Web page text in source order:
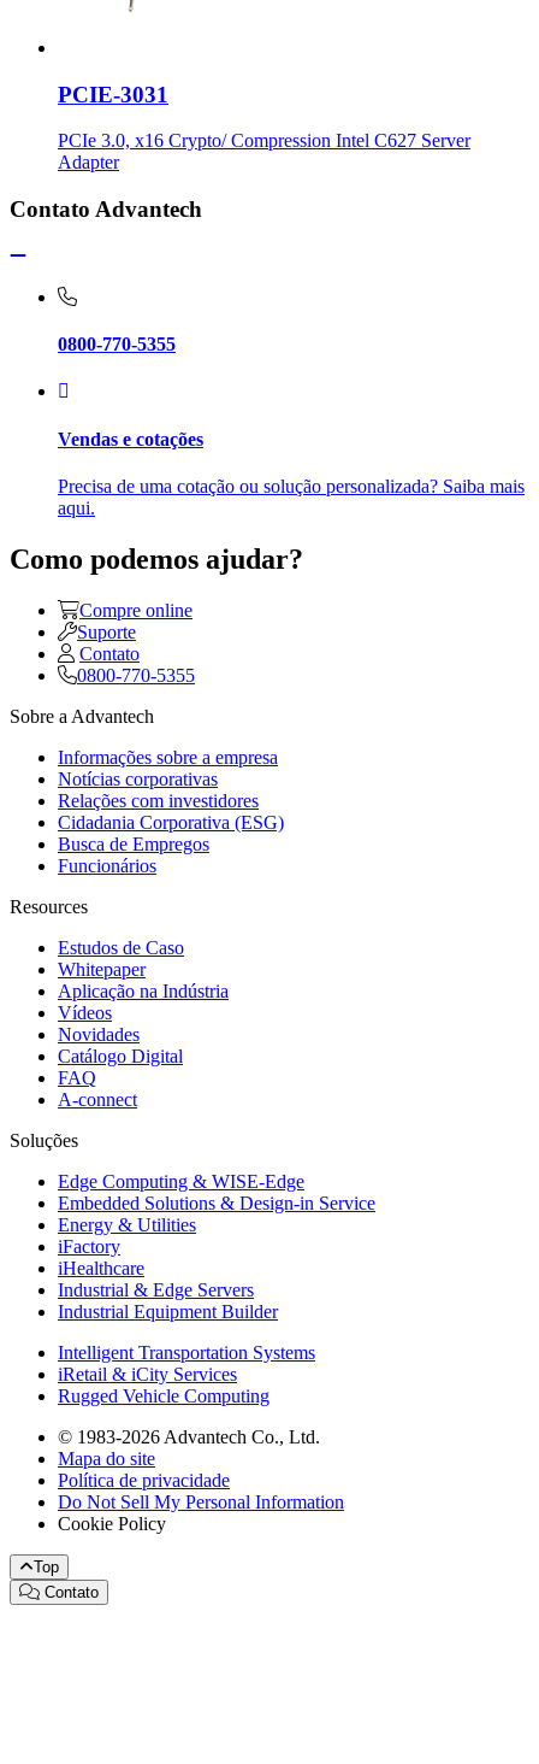
PCIE-3031
PCIe 3.0, x16 Crypto/ Compression Intel C627 Server
Adapter
Contato Advantech
0800-770-5355
Vendas e cotações
Precisa de uma cotação ou solução personalizada? Saiba mais
aqui.
Como podemos ajudar?
Compre online
Suporte
Contato
0800-770-5355
Sobre a Advantech
Informações sobre a empresa
Notícias corporativas
Relações com investidores
Cidadania Corporativa (ESG)
Busca de Empregos
Funcionários
Resources
Estudos de Caso
Whitepaper
Aplicação na Indústria
Vídeos
Novidades
Catálogo Digital
FAQ
A-connect
Soluções
Edge Computing & WISE-Edge
Embedded Solutions & Design-in Service
Energy & Utilities
iFactory
iHealthcare
Industrial & Edge Servers
Industrial Equipment Builder
Intelligent Transportation Systems
iRetail & iCity Services
Rugged Vehicle Computing
© 1983-2026 Advantech Co., Ltd.
Mapa do site
Política de privacidade
Do Not Sell My Personal Information
Cookie Policy
Top
Contato